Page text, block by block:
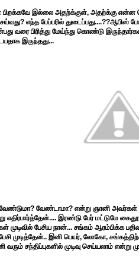
பிறக்கவே இல்லை அதற்க்குள், அதற்க்கு என்ன
எந்த பேப்பரில் துடைப்பது....??ஆபிஸ்
வரை பிரித்து மேய்ந்து கொண்டு
இருந்தது...
வேண்டாமா? என்று ஞானி
எதிர்பார்த்தேன்.... இரண்டு பேர் மட்டுமே
முடிவில் பேசிய நான்... சங்கம்
பேசி முடித்தேன்.. இனி பெயர், லோகோ,
சந்திப்புகளில் முடிவு செய்யலாம் என்று